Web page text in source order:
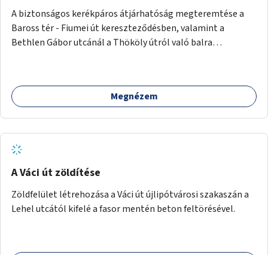
A biztonságos kerékpáros átjárhatóság megteremtése a
Baross tér - Fiumei út kereszteződésben, valamint a
Bethlen Gábor utcánál a Thököly útról való balra
Megnézem
A Váci út zöldítése
Zöldfelület létrehozása a Váci út újlipótvárosi szakaszán a
Lehel utcától kifelé a fasor mentén beton feltörésével.